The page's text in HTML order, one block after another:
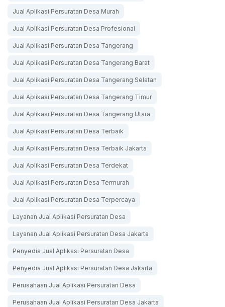
Jual Aplikasi Persuratan Desa Murah
Jual Aplikasi Persuratan Desa Profesional
Jual Aplikasi Persuratan Desa Tangerang
Jual Aplikasi Persuratan Desa Tangerang Barat
Jual Aplikasi Persuratan Desa Tangerang Selatan
Jual Aplikasi Persuratan Desa Tangerang Timur
Jual Aplikasi Persuratan Desa Tangerang Utara
Jual Aplikasi Persuratan Desa Terbaik
Jual Aplikasi Persuratan Desa Terbaik Jakarta
Jual Aplikasi Persuratan Desa Terdekat
Jual Aplikasi Persuratan Desa Termurah
Jual Aplikasi Persuratan Desa Terpercaya
Layanan Jual Aplikasi Persuratan Desa
Layanan Jual Aplikasi Persuratan Desa Jakarta
Penyedia Jual Aplikasi Persuratan Desa
Penyedia Jual Aplikasi Persuratan Desa Jakarta
Perusahaan Jual Aplikasi Persuratan Desa
Perusahaan Jual Aplikasi Persuratan Desa Jakarta